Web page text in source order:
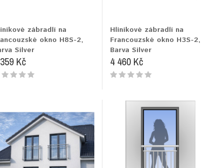
zábradlí na
okno H8S-2,
Silver
Kč
Hliníkové zábradlí na
Francouzské okno H3S-2,
Barva Silver
4 460 Kč